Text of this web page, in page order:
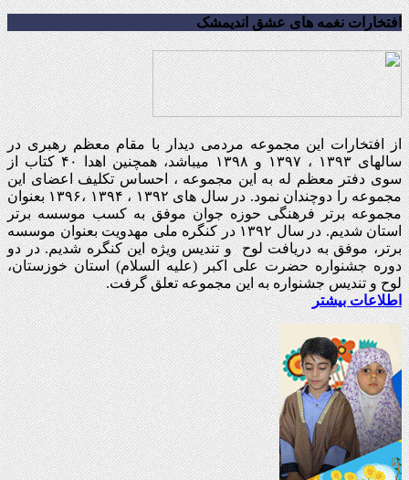
افتخارات نغمه های عشق اندیمشک
از افتخارات این مجموعه مردمی دیدار با مقام معظم رهبری در
سالهای ۱۳۹۳ ، ۱۳۹۷ و ۱۳۹۸ میباشد، همچنین اهدا ۴۰ کتاب از
سوی دفتر معظم له به این مجموعه ، احساس تکلیف اعضای این
مجموعه را دوچندان نمود. در سال های ۱۳۹۲ ، ۱۳۹۴ ،۱۳۹۶ بعنوان
مجموعه برتر فرهنگی حوزه جوان موفق به کسب موسسه برتر
استان شدیم. در سال ۱۳۹۲ در کنگره ملی مهدویت بعنوان موسسه
برتر، موفق به دریافت لوح و تندیس ویژه این کنگره شدیم. در دو
دوره جشنواره حضرت علی اکبر (علیه السلام) استان خوزستان،
لوح و تندیس جشنواره به این مجموعه تعلق گرفت.
اطلاعات بیشتر